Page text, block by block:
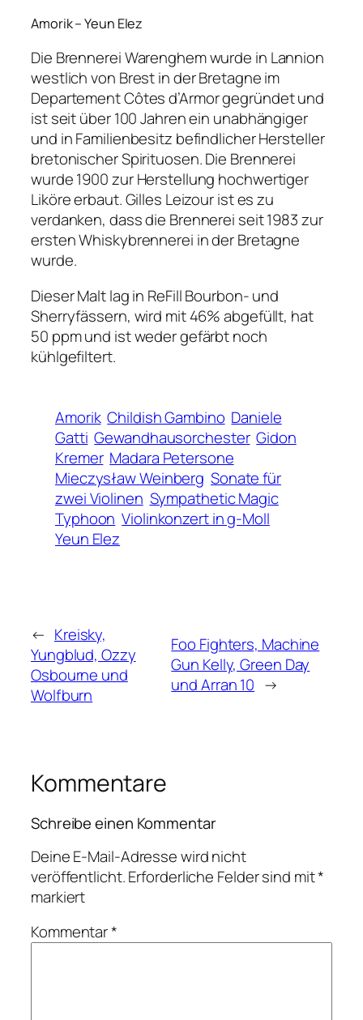
Amorik – Yeun Elez
Die Brennerei Warenghem wurde in Lannion
westlich von Brest in der Bretagne im
Departement Côtes d’Armor gegründet und
ist seit über 100 Jahren ein unabhängiger
und in Familienbesitz befindlicher Hersteller
bretonischer Spirituosen. Die Brennerei
wurde 1900 zur Herstellung hochwertiger
Liköre erbaut. Gilles Leizour ist es zu
verdanken, dass die Brennerei seit 1983 zur
ersten Whiskybrennerei in der Bretagne
wurde.
Dieser Malt lag in ReFill Bourbon- und
Sherryfässern, wird mit 46% abgefüllt, hat
50 ppm und ist weder gefärbt noch
kühlgefiltert.
Amorik Childish Gambino Daniele
Gatti Gewandhausorchester Gidon
Kremer Madara Petersone
Mieczysław Weinberg Sonate für
zwei Violinen Sympathetic Magic
Typhoon Violinkonzert in g-Moll
Yeun Elez
← Kreisky,
Yungblud, Ozzy
Osbourne und
Wolfburn
Foo Fighters, Machine
Gun Kelly, Green Day
und Arran 10 →
Kommentare
Schreibe einen Kommentar
Deine E-Mail-Adresse wird nicht
veröffentlicht.Erforderliche Felder sind mit*
markiert
Kommentar*